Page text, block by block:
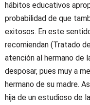
hábitos educativos
probabilidad de que
exitosos. En este
recomiendan (Tratado
atención al hermano de
desposar, pues muy a
hermano de su madre.
hija de un estudioso de